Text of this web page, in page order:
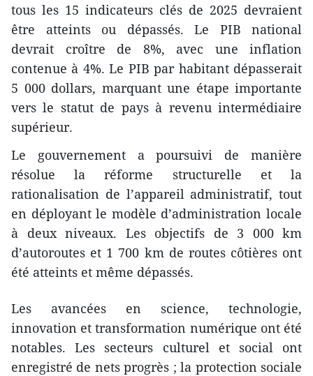
tous les 15 indicateurs clés de 2025 devraient
être atteints ou dépassés. Le PIB national
devrait croître de 8%, avec une inflation
contenue à 4%. Le PIB par habitant dépasserait
5 000 dollars, marquant une étape importante
vers le statut de pays à revenu intermédiaire
supérieur.
Le gouvernement a poursuivi de manière
résolue la réforme structurelle et la
rationalisation de l’appareil administratif, tout
en déployant le modèle d’administration locale
à deux niveaux. Les objectifs de 3 000 km
d’autoroutes et 1 700 km de routes côtières ont
été atteints et même dépassés.
Les avancées en science, technologie,
innovation et transformation numérique ont été
notables. Les secteurs culturel et social ont
enregistré de nets progrès ; la protection sociale